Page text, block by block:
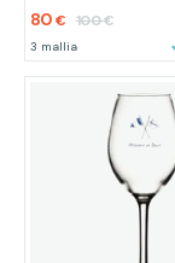
80€ 100€
3 mallia